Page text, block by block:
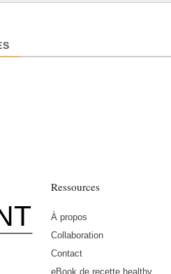
Ressources
À propos
Collaboration
Contact
eBook de recette healthy